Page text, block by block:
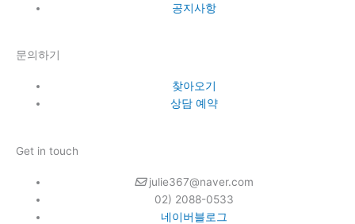
공지사항
문의하기
찾아오기
상담 예약
Get in touch
julie367@naver.com
02) 2088-0533
네이버블로그